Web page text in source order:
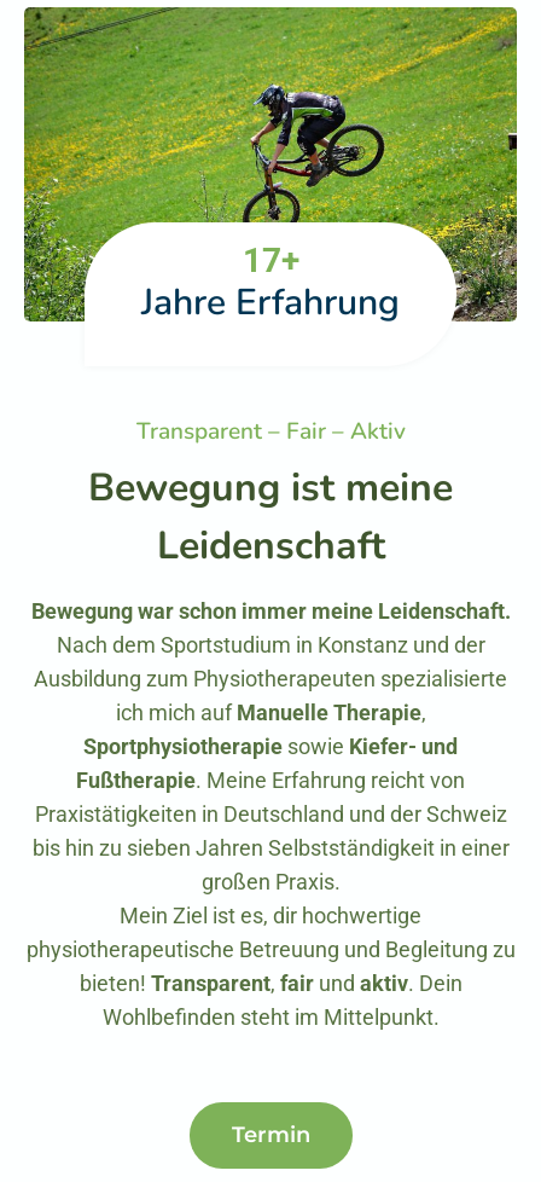
17+
Jahre Erfahrung
Transparent – Fair – Aktiv
Bewegung ist meine
Leidenschaft
Bewegung war schon immer meine Leidenschaft.
Nach dem Sportstudium in Konstanz und der
Ausbildung zum Physiotherapeuten spezialisierte
ich mich aufManuelle Therapie,
Sportphysiotherapie sowie Kiefer- und
Fußtherapie. Meine Erfahrung reicht von
Praxistätigkeiten in Deutschland und der Schweiz
bis hin zu sieben Jahren Selbstständigkeit in einer
großen Praxis.
Mein Ziel ist es, dir hochwertige
physiotherapeutische Betreuung und Begleitung zu
bieten! Transparent, fairund aktiv. Dein
Wohlbefinden steht im Mittelpunkt.
Termin